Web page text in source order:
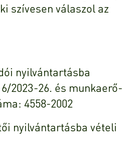
szívesen válaszol az
nyilvántartásba
2023-26. és munkaerő-
4558-2002
nyilvántartásba vételi